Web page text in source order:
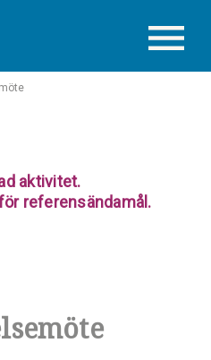
aktivitet.
referensändamål.